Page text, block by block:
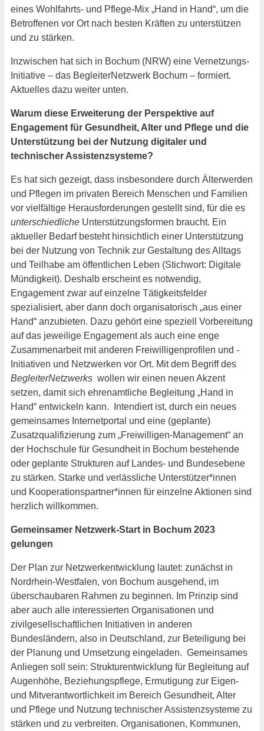
eines Wohlfahrts- und Pflege-Mix „Hand in Hand“, um die
Betroffenen vor Ort nach besten Kräften zu unterstützen
und zu stärken.
Inzwischen hat sich in Bochum (NRW) eine Vernetzungs-
Initiative – das BegleiterNetzwerk Bochum – formiert.
Aktuelles dazu weiter unten.
Warum diese Erweiterung der Perspektive auf
Engagement für Gesundheit, Alter und Pflege und die
Unterstützung bei der Nutzung digitaler und
technischer Assistenzsysteme?
Es hat sich gezeigt, dass insbesondere durch Älterwerden
und Pflegen im privaten Bereich Menschen und Familien
vor vielfältige Herausforderungen gestellt sind, für die es
unterschiedliche Unterstützungsformen braucht. Ein
aktueller Bedarf besteht hinsichtlich einer Unterstützung
bei der Nutzung von Technik zur Gestaltung des Alltags
und Teilhabe am öffentlichen Leben (Stichwort: Digitale
Mündigkeit). Deshalb erscheint es notwendig,
Engagement zwar auf einzelne Tätigkeitsfelder
spezialisiert, aber dann doch organisatorisch „aus einer
Hand“ anzubieten. Dazu gehört eine speziell Vorbereitung
auf das jeweilige Engagement als auch eine enge
Zusammenarbeit mit anderen Freiwilligenprofilen und -
Initiativen und Netzwerken vor Ort. Mit dem Begriff des
BegleiterNetzwerks wollen wir einen neuen Akzent
setzen, damit sich ehrenamtliche Begleitung „Hand in
Hand“ entwickeln kann. Intendiert ist, durch ein neues
gemeinsames Internetportal und eine (geplante)
Zusatzqualifizierung zum „Freiwilligen-Management“ an
der Hochschule für Gesundheit in Bochum bestehende
oder geplante Strukturen auf Landes- und Bundesebene
zu stärken. Starke und verlässliche Unterstützer*innen
und Kooperationspartner*innen für einzelne Aktionen sind
herzlich willkommen.
Gemeinsamer Netzwerk-Start in Bochum 2023
gelungen
Der Plan zur Netzwerkentwicklung lautet: zunächst in
Nordrhein-Westfalen, von Bochum ausgehend, im
überschaubaren Rahmen zu beginnen. Im Prinzip sind
aber auch alle interessierten Organisationen und
zivilgesellschaftlichen Initiativen in anderen
Bundesländern, also in Deutschland, zur Beteiligung bei
der Planung und Umsetzung eingeladen. Gemeinsames
Anliegen soll sein: Strukturentwicklung für Begleitung auf
Augenhöhe, Beziehungspflege, Ermutigung zur Eigen-
und Mitverantwortlichkeit im Bereich Gesundheit, Alter
und Pflege und Nutzung technischer Assistenzsysteme zu
stärken und zu verbreiten. Organisationen, Kommunen,